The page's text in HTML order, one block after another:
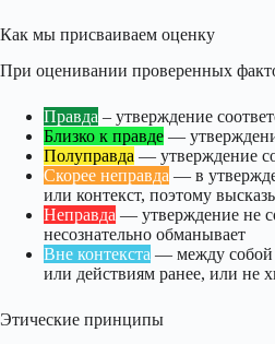
Как мы присваиваем оценку
При оценивании проверенных
Правда – утверждение
Близко к правде —
Полуправда — утверждение
Скорее неправда — в
или контекст, поэтому
Неправда — утверждение не
несознательно обманывает
Вне контекста — между собой
или действиям ранее, или не
Этические принципы